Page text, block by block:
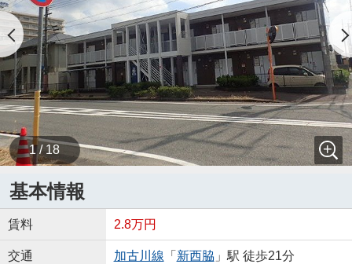
1 / 18
基本情報
賃料 2.8万円
交通 加古川線 「 新西脇 」駅 徒歩21分